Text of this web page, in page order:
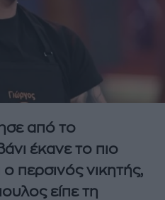
από το
έκανε το πιο
περσινός νικητής,
είπε τη